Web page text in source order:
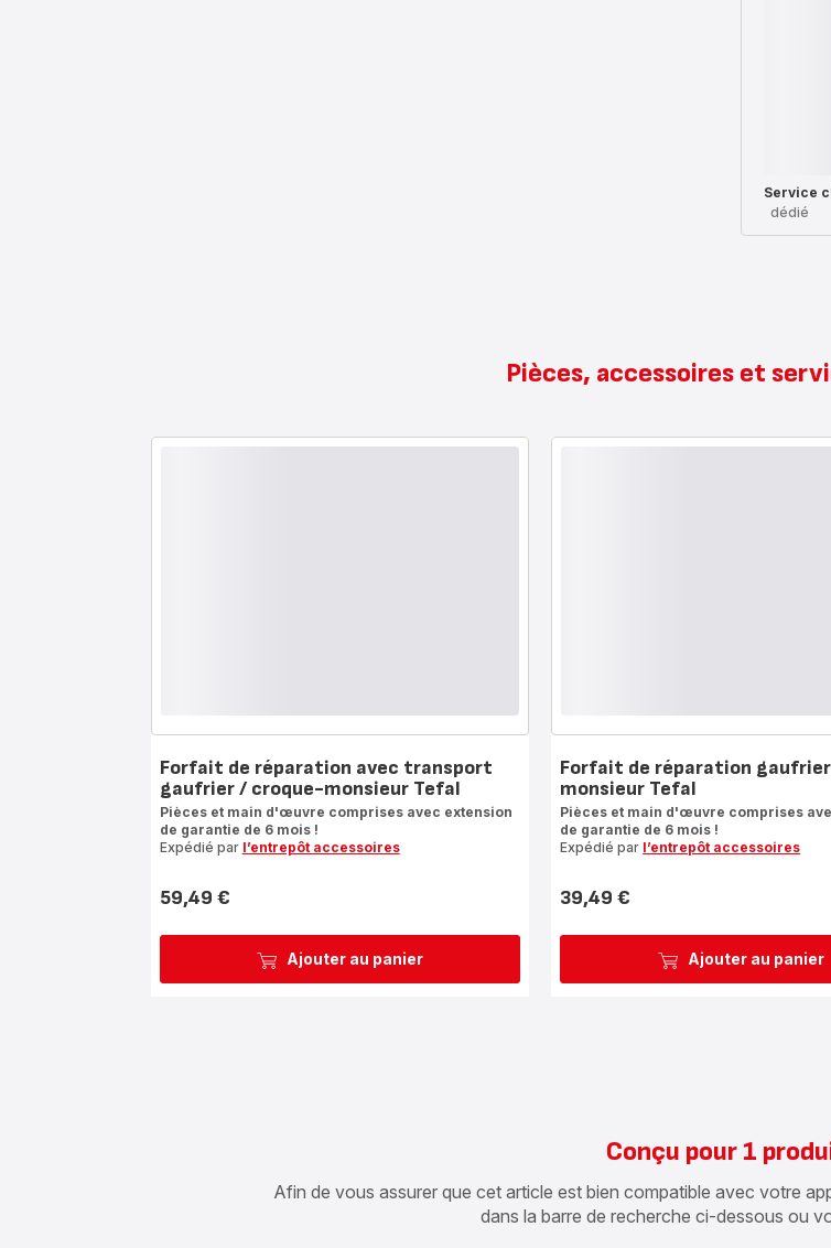
Service
dédié
Pièces, accessoires et
Ajouter au panier
Forfait de réparation avec transport
gaufrier / croque-monsieur Tefal
Pièces et main d'œuvre comprises avec extension
de garantie de 6 mois !
Expédié par l’entrepôt accessoires
Prix
59,49 €
Ajouter au panier
Forfait de réparation
monsieur Tefal
Pièces et main d'œuvre comprises
de garantie de 6 mois !
Expédié par l’entrepôt accessoires
Prix
39,49 €
Conçu pour 1
Afin de vous assurer que cet article est bien compatible avec votre
dans la barre de recherche ci-dessous ou